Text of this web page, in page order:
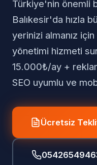
Türkiye'nin önemli
Balıkesir'da hızla
yerinizi almanız
yönetimi hizmeti
15.000₺/ay +
SEO uyumlu ve
Ücretsiz